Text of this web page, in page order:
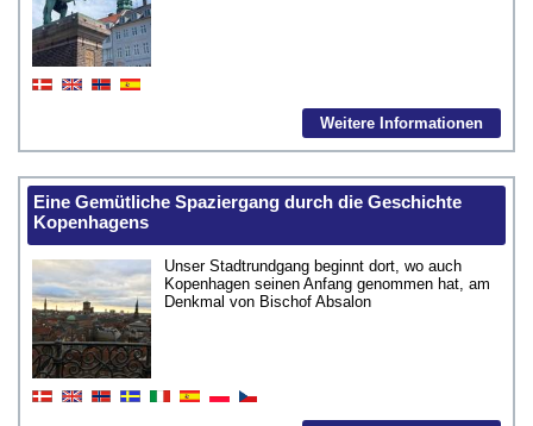
Weitere Informationen
Eine Gemütliche Spaziergang durch die Geschichte
Kopenhagens
Unser Stadtrundgang beginnt dort, wo auch
Kopenhagen seinen Anfang genommen hat, am
Denkmal von Bischof Absalon